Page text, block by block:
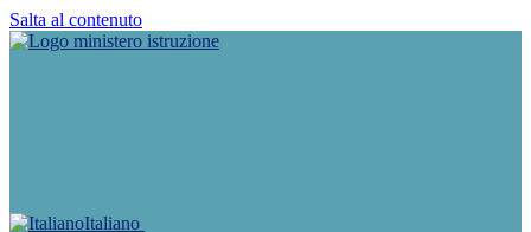
Salta al contenuto
Italiano